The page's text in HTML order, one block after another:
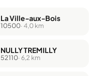
La Ville-aux-Bois
10500· 4,0 km
NULLY TREMILLY
52110· 6,2 km